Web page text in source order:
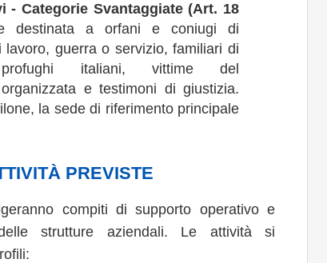
- Categorie Svantaggiate (Art. 18
destinata a orfani e coniugi di
guerra o servizio, familiari di
italiani, vittime del
e testimoni di giustizia.
la sede di riferimento principale
PREVISTE
compiti di supporto operativo e
strutture aziendali. Le attività si